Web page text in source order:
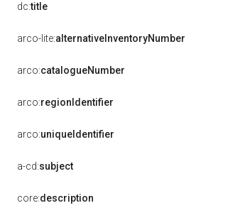
dc:title
arco-lite:alternativeInventoryNumber
arco:catalogueNumber
arco:regionIdentifier
arco:uniqueIdentifier
a-cd:subject
core:description